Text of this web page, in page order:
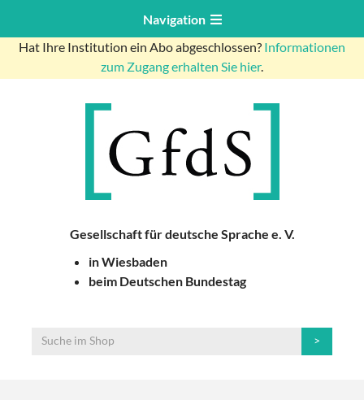
Navigation
Hat Ihre Institution ein Abo abgeschlossen? Informationen
zum Zugang erhalten Sie hier.
Gesellschaft für deutsche Sprache e. V.
in Wiesbaden
beim Deutschen Bundestag